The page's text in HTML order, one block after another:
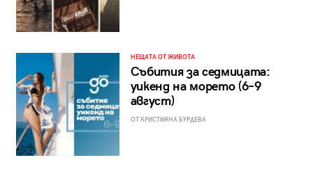
НЕЩАТА ОТ ЖИВОТА
Събития за седмицата:
уикенд на морето (6–9
август)
ОТ КРИСТИЯНА БУРДЕВА